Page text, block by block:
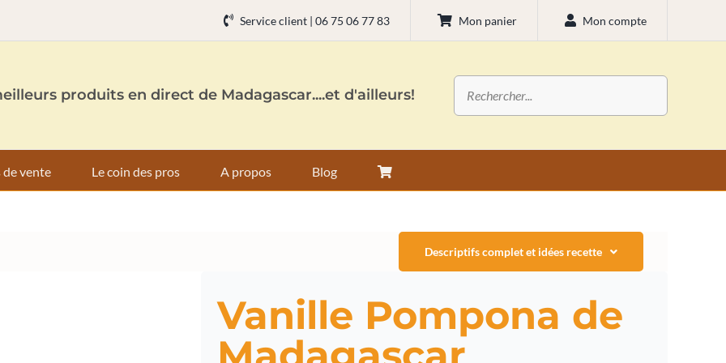
Service client | 06 75 06 77 83 Mon panier Mon compte
produits en direct de Madagascar....et d'ailleurs!
vente Le coin des pros A propos Blog
Descriptifs complet et idées recette
Vanille Pompona de